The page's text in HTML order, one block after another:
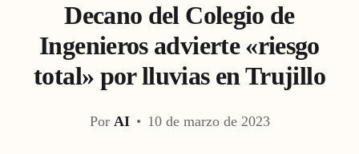
Decano del Colegio de
Ingenieros advierte «riesgo
total» por lluvias en Trujillo
Por AI • 10 de marzo de 2023